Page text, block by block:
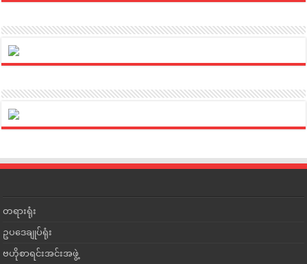
တရားရုံး
ဥပဒေချုပ်ရုံး
ဗဟိုစာရင်းအင်းအဖွဲ့